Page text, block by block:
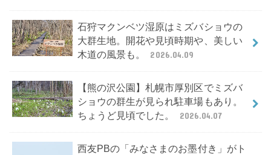
石狩マクンベツ湿原はミズバショウの
大群生地。開花や見頃時期や、美しい
木道の風景も。
2026.04.09
【熊の沢公園】札幌市厚別区でミズバ
ショウの群生が見られ駐車場もあり。
ちょうど見頃でした。
2026.04.07
西友PBの「みなさまのお墨付き」がト